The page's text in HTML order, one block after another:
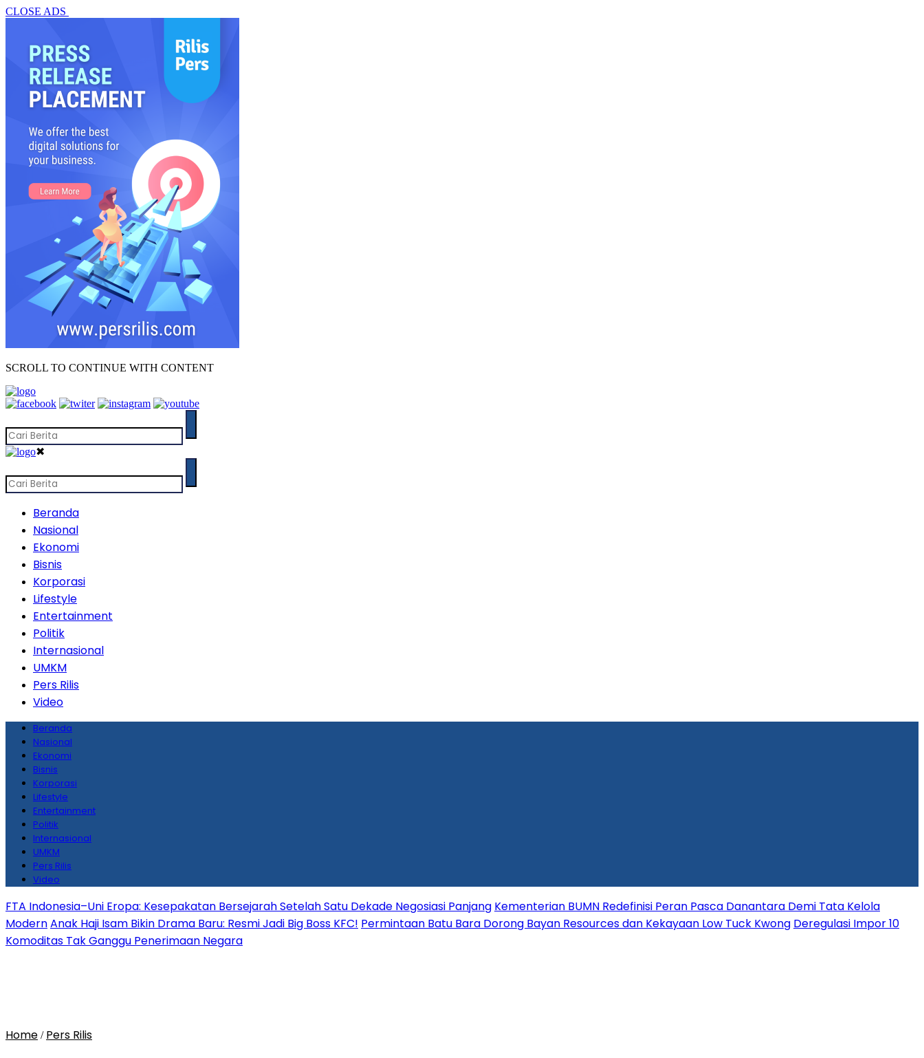
CLOSE ADS
SCROLL TO CONTINUE WITH CONTENT
✖
Beranda
Nasional
Ekonomi
Bisnis
Korporasi
Lifestyle
Entertainment
Politik
Internasional
UMKM
Pers Rilis
Video
Beranda
Nasional
Ekonomi
Bisnis
Korporasi
Lifestyle
Entertainment
Politik
Internasional
UMKM
Pers Rilis
Video
FTA Indonesia–Uni Eropa: Kesepakatan Bersejarah Setelah Satu Dekade Negosiasi Panjang Kementerian BUMN Redefinisi Peran Pasca Danantara Demi Tata Kelola
ModernAnak Haji Isam Bikin Drama Baru: Resmi Jadi Big Boss KFC! Permintaan Batu Bara Dorong Bayan Resources dan Kekayaan Low Tuck Kwong Deregulasi Impor 10
Komoditas Tak Ganggu Penerimaan Negara
Home / Pers Rilis